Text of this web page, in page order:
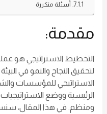
أسئلة متكررة
مقدمة:
التخطيط الاستراتيجي هو
لتحقيق النجاح والنمو في
الاستراتيجي للمؤسسات
الرئيسية ووضع
ومنظم. في هذا المقال،